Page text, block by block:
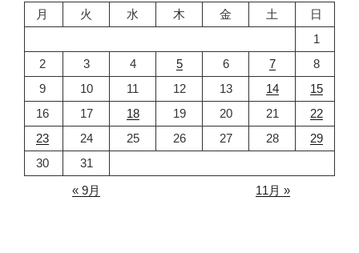
月
火 水 木 金 土
日
1
2
3 4 5 6 7
8
9
10 11 12 13 14
15
16
17 18 19 20 21
22
23
24 25 26 27 28
29
30
31
« 9月
11月 »